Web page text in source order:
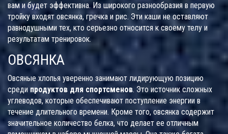
вам и будет эффективна. Из широкого разнообразия в первую
тройку входят овсянка, гречка и рис. Эти каши не оставляют
равнодушными тех, кто серьезно относится к своему телу и
результатам тренировок.
ОВСЯНКА
Овсяные хлопья уверенно занимают лидирующую позицию
среди продуктов для спортсменов. Это источник сложных
углеводов, которые обеспечивают поступление энергии в
течение длительного времени. Кроме того, овсянка содержит
значительное количество белка, что делает ее отличным